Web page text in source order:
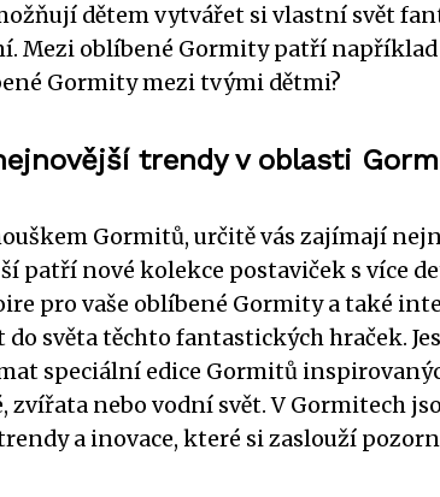
dětem vytvářet si vlastní svět
Mezi oblíbené Gormity patří například
Gormity mezi tvými dětmi?
trendy v oblasti
Gormitů, určitě vás zajímají
patří nové kolekce postaviček s více
pro vaše oblíbené Gormity a také
do světa těchto fantastických hraček.
speciální edice Gormitů
zvířata nebo vodní svět. V Gormitech
a inovace, které si zaslouží